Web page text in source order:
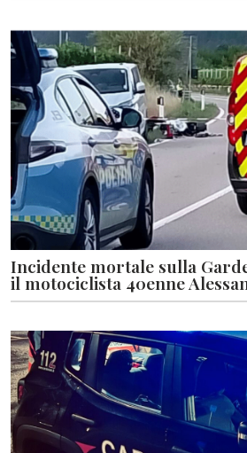
Incidente mortale sulla
il motociclista 40enne